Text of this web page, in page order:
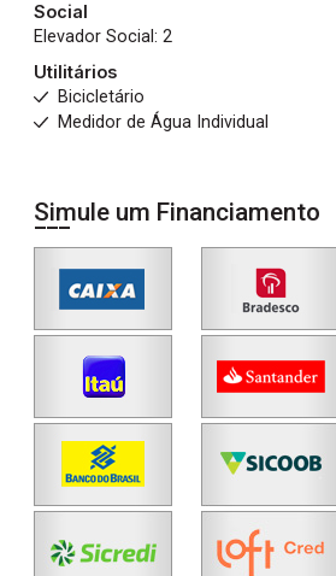
Social
Elevador Social: 2
Utilitários
Bicicletário
Medidor de Água Individual
Simule um Financiamento